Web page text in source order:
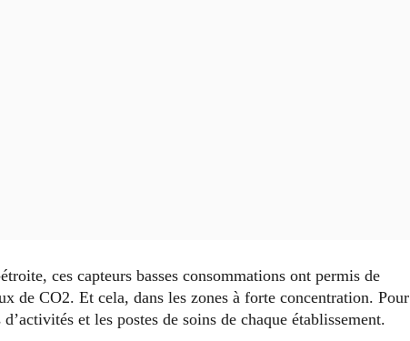
ces capteurs basses consommations ont permis de
de CO2. Et cela, dans les zones à forte concentration. Pour
et les postes de soins de chaque établissement.